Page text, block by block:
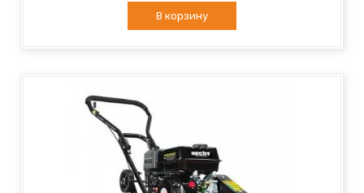
В корзину